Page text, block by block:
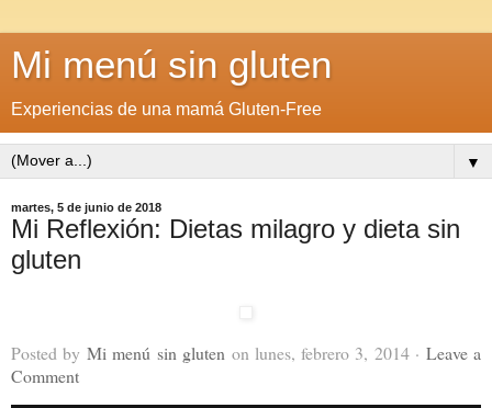
Mi menú sin gluten
Experiencias de una mamá Gluten-Free
▼
martes, 5 de junio de 2018
Mi Reflexión: Dietas milagro y dieta sin
gluten
Posted byMi menú sin gluten on lunes, febrero 3, 2014 · Leave a
Comment